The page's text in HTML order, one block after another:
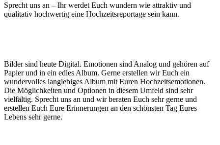
Sprecht uns an – Ihr werdet Euch wundern wie attraktiv und
qualitativ hochwertig eine Hochzeitsreportage sein kann.
Bilder sind heute Digital. Emotionen sind Analog und gehören auf
Papier und in ein edles Album. Gerne erstellen wir Euch ein
wundervolles langlebiges Album mit Euren Hochzeitsemotionen.
Die Möglichkeiten und Optionen in diesem Umfeld sind sehr
vielfältig. Sprecht uns an und wir beraten Euch sehr gerne und
erstellen Euch Eure Erinnerungen an den schönsten Tag Eures
Lebens sehr gerne.